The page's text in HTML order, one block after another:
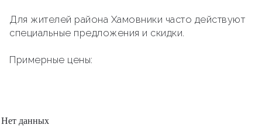
Для жителей района Хамовники часто действуют
специальные предложения и скидки.
Примерные цены:
Нет данных